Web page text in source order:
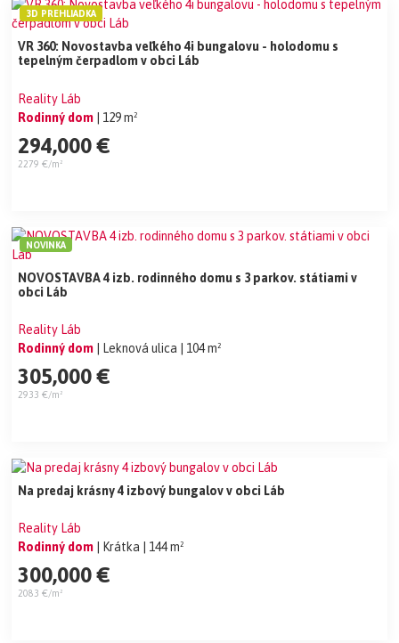
VR 360: Novostavba veľkého 4i bungalovu - holodomu s
tepelným čerpadlom v obci Láb
Reality Láb
Rodinný dom
| 129 m²
294,000 €
2279 €/m²
3D PREHLIADKA
NOVOSTAVBA 4 izb. rodinného domu s 3 parkov. státiami v
obci Láb
Reality Láb
Rodinný dom
| Leknová ulica | 104 m²
305,000 €
2933 €/m²
NOVINKA
Na predaj krásny 4 izbový bungalov v obci Láb
Reality Láb
Rodinný dom
| Krátka | 144 m²
300,000 €
2083 €/m²